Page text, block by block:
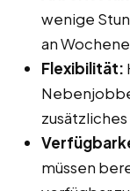
wenige
an
Flexibilität:
müssen